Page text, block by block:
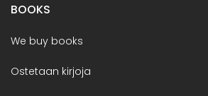
BOOKS
We buy books
Ostetaan kirjoja